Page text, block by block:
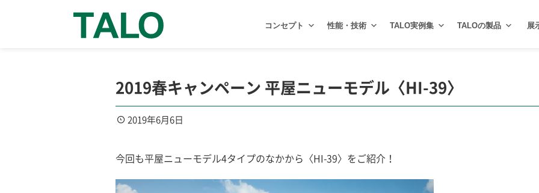
コンセプト 性能・技術 TALO実例集 TALOの製品 展
2019春キャンペーン 平屋ニューモデル〈HI-39〉
2019年6月6日
今回も平屋ニューモデル4タイプのなかから〈HI-39〉をご紹介！